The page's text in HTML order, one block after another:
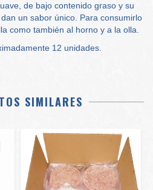
de bajo contenido graso y su
un sabor único. Para consumirlo
como también al horno y a la olla.
12 unidades.
SIMILARES